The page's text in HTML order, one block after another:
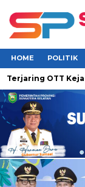
HOME POLITIK
OTT Kejati